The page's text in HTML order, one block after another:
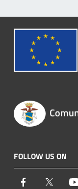
FOLLOW US ON
Facebook Twitter